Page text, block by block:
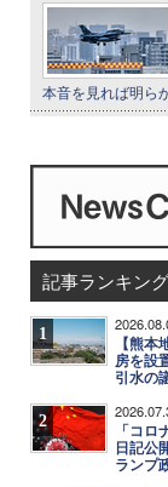
本音を見れば明ら
記事ランキング
1
【熊
房を設
引水の
2
「コ
日記公
ランプ